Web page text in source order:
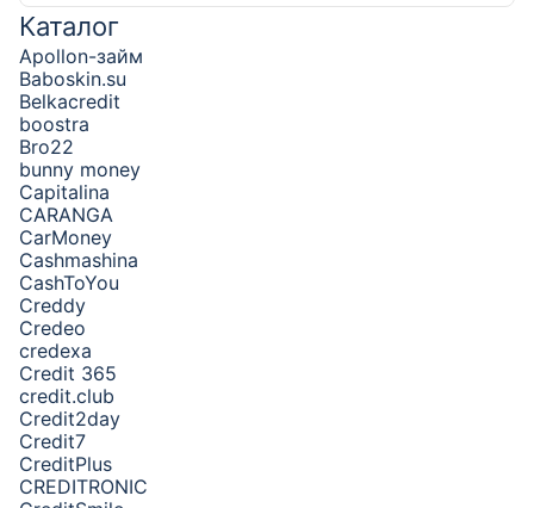
Каталог
Apollon-займ
Baboskin.su
Belkacredit
boostra
Bro22
bunny money
Capitalina
CARANGA
CarMoney
Cashmashina
CashToYou
Creddy
Credeo
credexa
Credit 365
credit.club
Credit2day
Credit7
CreditPlus
CREDITRONIC